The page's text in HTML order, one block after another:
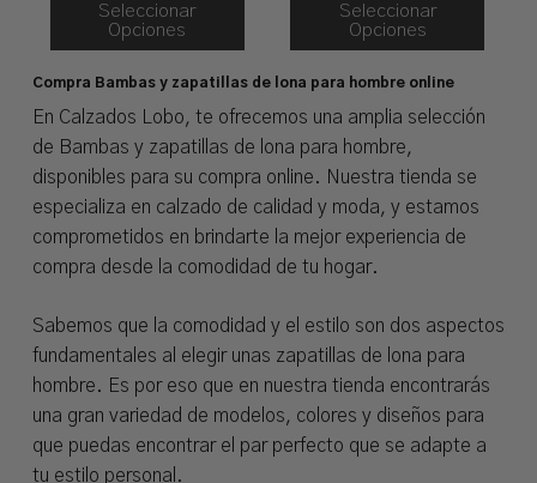
Seleccionar
Opciones
Seleccionar
Opciones
Compra Bambas y zapatillas de lona para hombre online
En Calzados Lobo, te ofrecemos una amplia selección
de Bambas y zapatillas de lona para hombre,
disponibles para su compra online. Nuestra tienda se
especializa en calzado de calidad y moda, y estamos
comprometidos en brindarte la mejor experiencia de
compra desde la comodidad de tu hogar.
Sabemos que la comodidad y el estilo son dos aspectos
fundamentales al elegir unas zapatillas de lona para
hombre. Es por eso que en nuestra tienda encontrarás
una gran variedad de modelos, colores y diseños para
que puedas encontrar el par perfecto que se adapte a
tu estilo personal.